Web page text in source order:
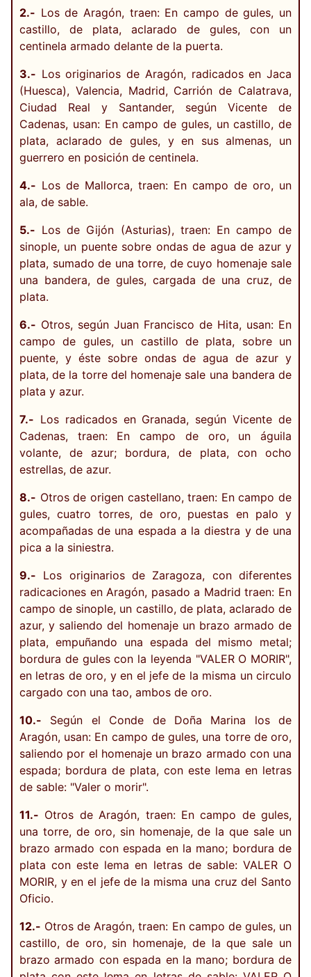
2.- Los de Aragón, traen: En campo de gules, un
castillo, de plata, aclarado de gules, con un
centinela armado delante de la puerta.
3.- Los originarios de Aragón, radicados en Jaca
(Huesca), Valencia, Madrid, Carrión de Calatrava,
Ciudad Real y Santander, según Vicente de
Cadenas, usan: En campo de gules, un castillo, de
plata, aclarado de gules, y en sus almenas, un
guerrero en posición de centinela.
4.- Los de Mallorca, traen: En campo de oro, un
ala, de sable.
5.- Los de Gijón (Asturias), traen: En campo de
sinople, un puente sobre ondas de agua de azur y
plata, sumado de una torre, de cuyo homenaje sale
una bandera, de gules, cargada de una cruz, de
plata.
6.- Otros, según Juan Francisco de Hita, usan: En
campo de gules, un castillo de plata, sobre un
puente, y éste sobre ondas de agua de azur y
plata, de la torre del homenaje sale una bandera de
plata y azur.
7.- Los radicados en Granada, según Vicente de
Cadenas, traen: En campo de oro, un águila
volante, de azur; bordura, de plata, con ocho
estrellas, de azur.
8.- Otros de origen castellano, traen: En campo de
gules, cuatro torres, de oro, puestas en palo y
acompañadas de una espada a la diestra y de una
pica a la siniestra.
9.- Los originarios de Zaragoza, con diferentes
radicaciones en Aragón, pasado a Madrid traen: En
campo de sinople, un castillo, de plata, aclarado de
azur, y saliendo del homenaje un brazo armado de
plata, empuñando una espada del mismo metal;
bordura de gules con la leyenda "VALER O MORIR",
en letras de oro, y en el jefe de la misma un circulo
cargado con una tao, ambos de oro.
10.- Según el Conde de Doña Marina los de
Aragón, usan: En campo de gules, una torre de oro,
saliendo por el homenaje un brazo armado con una
espada; bordura de plata, con este lema en letras
de sable: "Valer o morir".
11.- Otros de Aragón, traen: En campo de gules,
una torre, de oro, sin homenaje, de la que sale un
brazo armado con espada en la mano; bordura de
plata con este lema en letras de sable: VALER O
MORIR, y en el jefe de la misma una cruz del Santo
Oficio.
12.- Otros de Aragón, traen: En campo de gules, un
castillo, de oro, sin homenaje, de la que sale un
brazo armado con espada en la mano; bordura de